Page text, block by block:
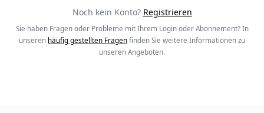
Noch kein Konto? Registrieren
Sie haben Fragen oder Probleme mit Ihrem Login oder Abonnement? In
unseren häufig gestellten Fragen finden Sie weitere Informationen zu
unseren Angeboten.